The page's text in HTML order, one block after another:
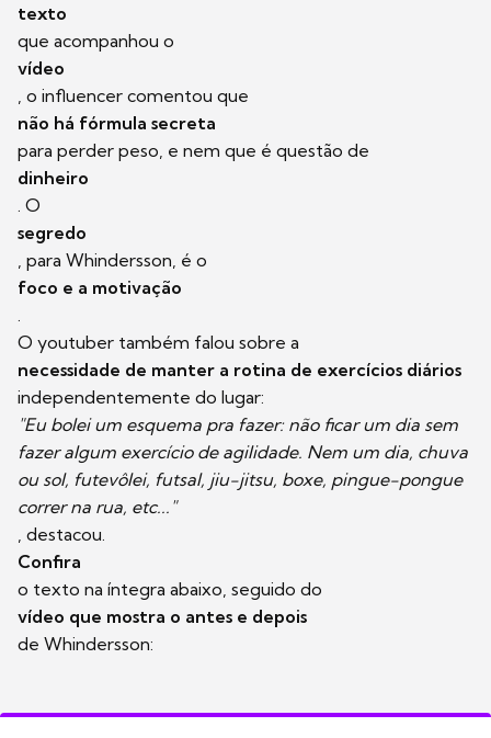
texto
que acompanhou o
vídeo
, o influencer comentou que
não há fórmula secreta
para perder peso, e nem que é questão de
dinheiro
. O
segredo
, para Whindersson, é o
foco e a motivação
O youtuber também falou sobre a
necessidade de manter a rotina de exercícios diários
independentemente do lugar:
"Eu bolei um esquema pra fazer: não ficar um dia sem
fazer algum exercício de agilidade. Nem um dia, chuva
ou sol, futevôlei, futsal, jiu-jitsu, boxe, pingue-pongue
correr na rua, etc..."
, destacou.
Confira
o texto na íntegra abaixo, seguido do
vídeo que mostra o antes e depois
de Whindersson: